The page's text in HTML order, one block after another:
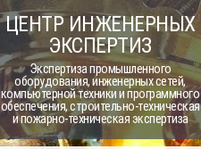
Skip
to
content
ЦЕНТР ИНЖЕНЕРНЫХ
ЭКСПЕРТИЗ
Экспертиза промышленного
оборудования, инженерных сетей,
компьютерной техники и программного
обеспечения, строительно-техническая
и пожарно-техническая экспертиза